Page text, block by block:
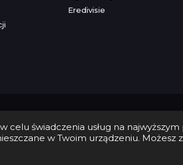
celu świadczenia usług na
w Twoim urządzeniu.
Eredivisie
Kontakt •Reklama